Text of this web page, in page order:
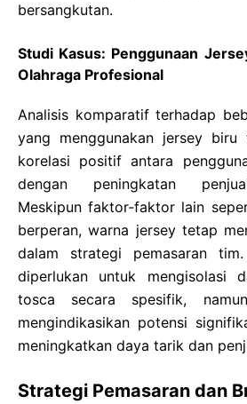
bersangkutan.
Studi Kasus: Penggunaan
Olahraga Profesional
Analisis komparatif terhadap
yang menggunakan jersey biru
korelasi positif antara
dengan peningkatan
Meskipun faktor-faktor lain
berperan, warna jersey tetap
dalam strategi pemasaran
diperlukan untuk mengisolasi
tosca secara spesifik,
mengindikasikan potensi
meningkatkan daya tarik dan
Strategi Pemasaran dan